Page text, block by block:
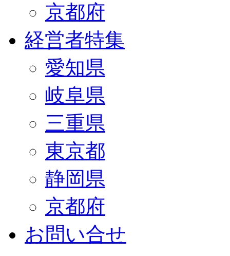
京都府
経営者特集
愛知県
岐阜県
三重県
東京都
静岡県
京都府
お問い合せ